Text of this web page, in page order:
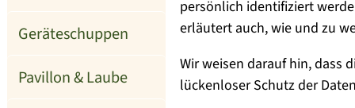
Geräteschuppen
Pavillon & Laube
persönlich identifiziert
erläutert auch, wie und zu
Wir weisen darauf hin, dass
lückenloser Schutz der